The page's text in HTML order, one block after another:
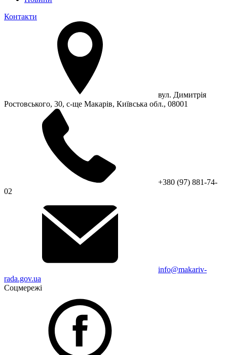
Контакти
вул. Димитрія
Ростовського, 30, с-ще Макарів, Київська обл., 08001
+380 (97) 881-74-
02
info@makariv-
rada.gov.ua
Соцмережі